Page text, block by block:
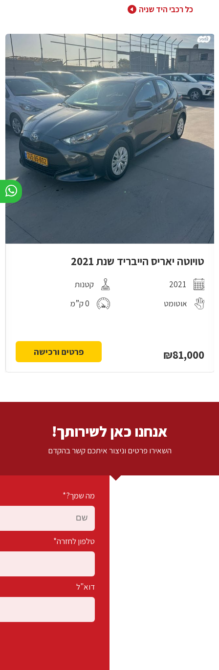
כל רכבי היד שניה
טויוטה יאריס הייבריד שנת 2021
2021
קטנות
אוטומט
0 ק”מ
₪81,000 פרטים ורכישה
אנחנו כאן לשירותך!
השאירו פרטים וניצור איתכם קשר בהקדם
מה שמך?*
טלפון לחזרה*
דוא"ל